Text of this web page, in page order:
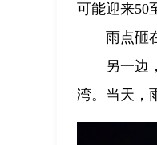
可能迎来50
雨点砸
另一边
湾。当天，